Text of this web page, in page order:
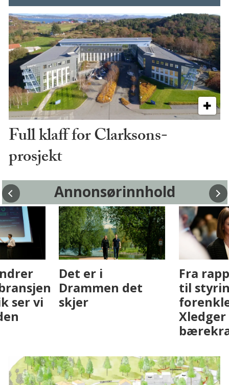
Full klaff for Clarksons-
prosjekt
Annonsørinnhold
Fenistra endrer
eiendomsbransjen
med AI. Slik ser vi
på fremtiden
Drammen det